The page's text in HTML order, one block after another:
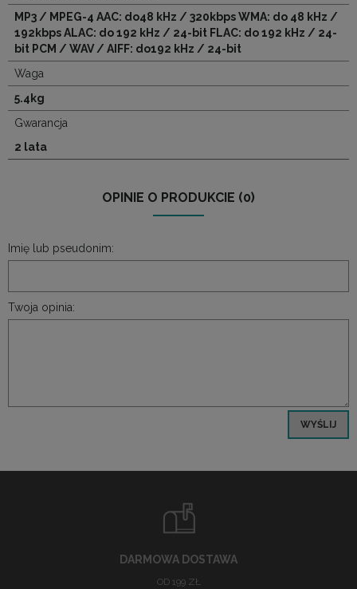
MP3 / MPEG-4 AAC: do48 kHz / 320kbps WMA: do 48 kHz /
192kbps ALAC: do 192 kHz / 24-bit FLAC: do 192 kHz / 24-
bit PCM / WAV / AIFF: do192 kHz / 24-bit
Waga
5.4kg
Gwarancja
2 lata
OPINIE O PRODUKCIE (0)
Imię lub pseudonim:
Twoja opinia:
WYŚLIJ
DARMOWA DOSTAWA
OD 199 ZŁ